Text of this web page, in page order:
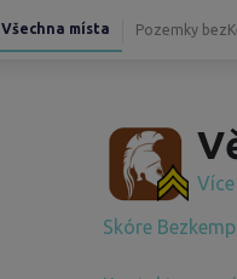
Všechna místa Pozemky
Skóre